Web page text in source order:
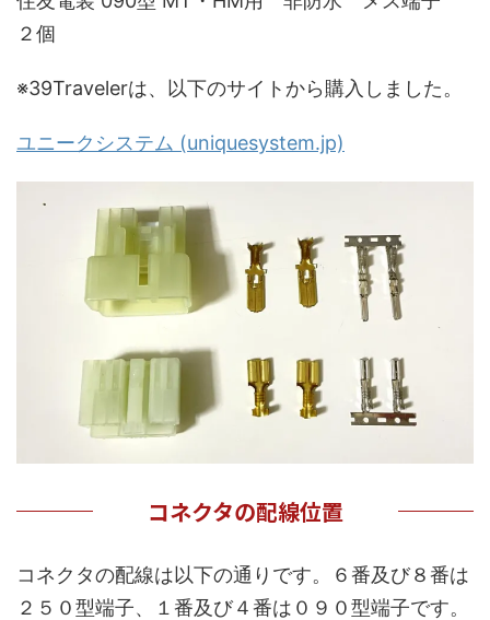
２個
※39Travelerは、以下のサイトから購入しました。
ユニークシステム (uniquesystem.jp)
コネクタの配線位置
コネクタの配線は以下の通りです。６番及び８番は
２５０型端子、１番及び４番は０９０型端子です。